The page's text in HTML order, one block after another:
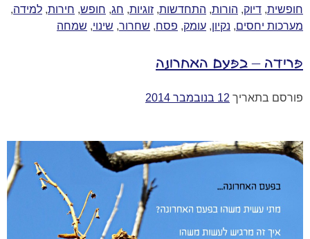
חופשית, דיוק, הורות, התחדשות, זוגיות, חג, חופש, חירות, למידה,
מערכות יחסים, נקיון, עומק, פסח, שחרור, שינוי, שמחה
פרידה – בפעם האחרונה
פורסם בתאריך 12 בנובמבר 2014